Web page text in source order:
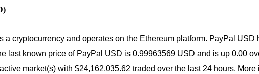
a cryptocurrency and operates on the Ethereum platform. PayPal USD
last known price of PayPal USD is 0.99963569 USD and is up 0.00
market(s) with $24,162,035.62 traded over the last 24 hours.